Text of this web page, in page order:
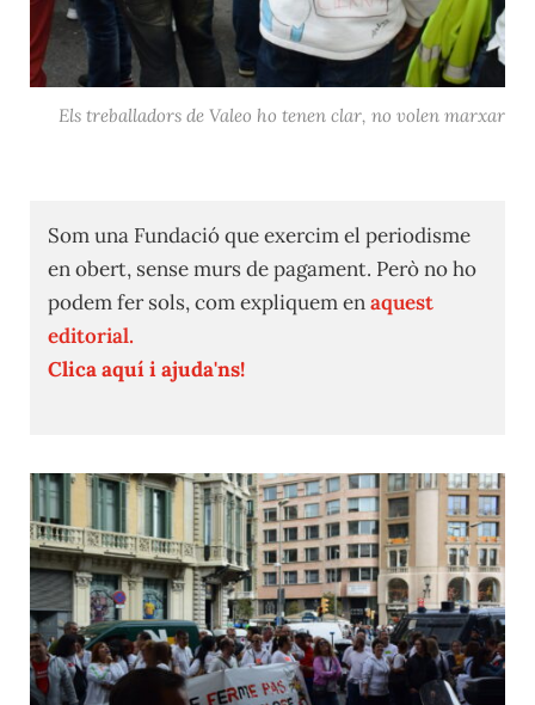
Els treballadors de Valeo ho tenen clar, no volen marxar
Som una Fundació que exercim el periodisme
en obert, sense murs de pagament. Però no ho
podem fer sols, com expliquem enaquest
editorial.
Clica aquí i ajuda'ns!